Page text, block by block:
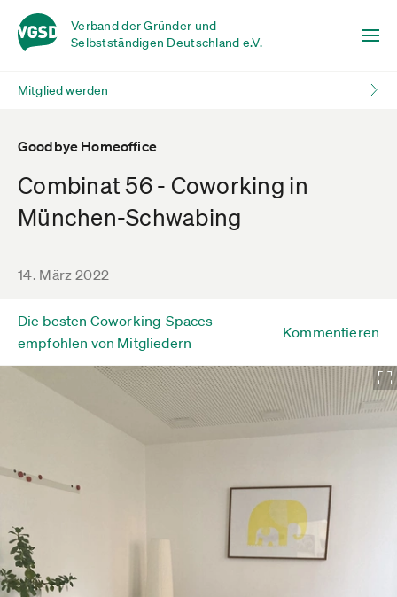
Verband der Gründer und
Selbstständigen Deutschland e.V.
Mitglied werden
Goodbye Homeoffice
Combinat 56 - Coworking in
München-Schwabing
14. März 2022
Die besten Coworking-Spaces –
empfohlen von Mitgliedern
Kommentieren